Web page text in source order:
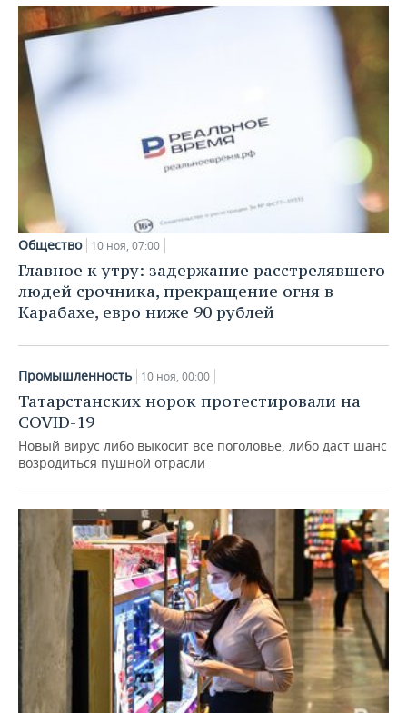
Общество 10 ноя, 07:00
Главное к утру: задержание расстрелявшего
людей срочника, прекращение огня в
Карабахе, евро ниже 90 рублей
Промышленность 10 ноя, 00:00
Татарстанских норок протестировали на
COVID-19
Новый вирус либо выкосит все поголовье, либо даст шанс
возродиться пушной отрасли